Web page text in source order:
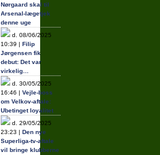
Nørgaard skal til
Arsenal-lægetjek
denne uge
d. 08/06/2025
10:39 | Filip
Jørgensen fik
debut: Det var
virkelig…
d. 30/05/2025
16:46 | Vejle-boss
om Velkov-aftale:
Ubetinget loyalitet
d. 29/05/2025
23:23 | Den nye
Superliga-tv-aftale
vil bringe klubberne